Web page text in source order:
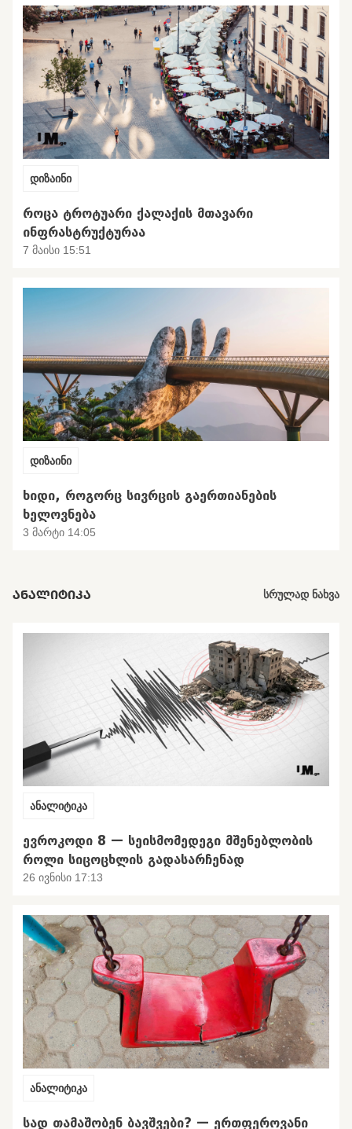
დიზაინი
ᲠᲝᲪᲐ ᲢᲠᲝᲢᲣᲐᲠᲘ ᲥᲐᲚᲐᲥᲘᲡ ᲛᲗᲐᲕᲐᲠᲘ
ᲘᲜᲤᲠᲐᲡᲢᲠᲣᲥᲢᲣᲠᲐᲐ
7 მაისი 15:51
დიზაინი
ᲮᲘᲓᲘ, ᲠᲝᲒᲝᲠᲪ ᲡᲘᲕᲠᲪᲘᲡ ᲒᲐᲔᲠᲗᲘᲐᲜᲔᲑᲘᲡ
ᲮᲔᲚᲝᲕᲜᲔᲑᲐ
3 მარტი 14:05
ᲐᲜᲐᲚᲘᲢᲘᲙᲐ სრულად ნახვა
ანალიტიკა
ᲔᲕᲠᲝᲙᲝᲓᲘ 8 — ᲡᲔᲘᲡᲛᲝᲛᲔᲓᲔᲒᲘ ᲛᲨᲔᲜᲔᲑᲚᲝᲑᲘᲡ
ᲠᲝᲚᲘ ᲡᲘᲪᲝᲪᲮᲚᲘᲡ ᲒᲐᲓᲐᲡᲐᲠᲩᲔᲜᲐᲓ
26 ივნისი 17:13
ანალიტიკა
ᲡᲐᲓ ᲗᲐᲛᲐᲨᲝᲑᲔᲜ ᲑᲐᲕᲨᲕᲔᲑᲘ? — ᲔᲠᲗᲤᲔᲠᲝᲕᲐᲜᲘ